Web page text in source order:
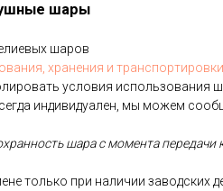
шары
ша­ров
хра­не­ния и
ус­ло­вия ис­поль­зо­вания
ин­ди­виду­ален, мы мо­жем
ша­ра с мо­мен­та пе­реда­чи
толь­ко при на­личии